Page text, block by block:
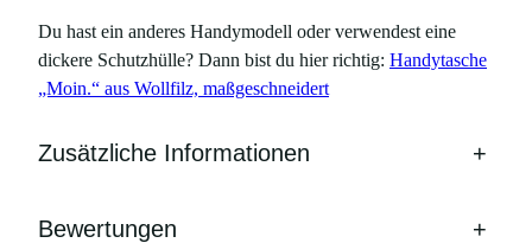
r
o
M
n
Du hast ein anderes Handymodell oder verwendest eine
dickere Schutzhülle? Dann bist du hier richtig: Handytasche
„Moin.“ aus Wollfilz, maßgeschneidert
Zusätzliche Informationen +
Bewertungen +